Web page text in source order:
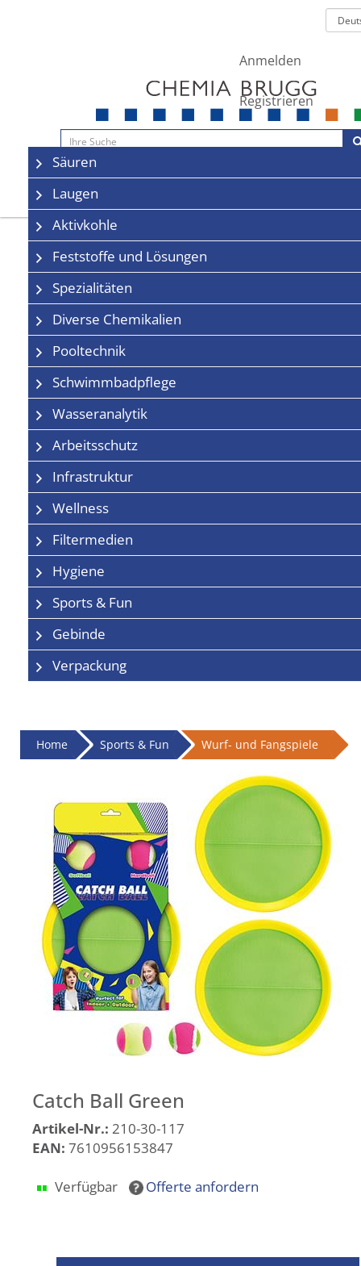
Anmelden
Registrieren
Navigation
Säuren
Laugen
Aktivkohle
Feststoffe und Lösungen
Spezialitäten
Diverse Chemikalien
Pooltechnik
Schwimmbadpflege
Wasseranalytik
Arbeitsschutz
Infrastruktur
Wellness
Filtermedien
Hygiene
Sports & Fun
Gebinde
Verpackung
Home Sports & Fun Wurf- und Fangspiele
Catch Ball Green
Artikel-Nr.: 210-30-117
EAN: 7610956153847
Verfügbar Offerte anfordern